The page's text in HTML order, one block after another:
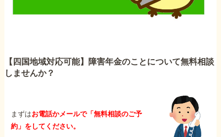
【四国地域対応可能】障害年金のことについて無料相談
しませんか？
まずはお電話かメールで「無料相談のご予
約」をしてください。